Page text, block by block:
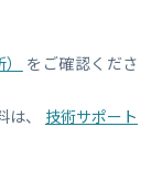
をご確認くださ
、
技術サポート